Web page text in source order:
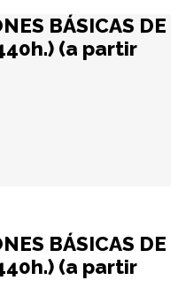
BÁSICAS DE
(a partir
BÁSICAS DE
(a partir